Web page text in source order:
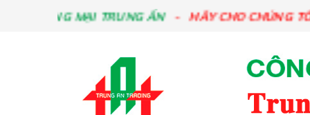
MẠI TRUNG ẤN HÃY CHO CHÚNG TÔI BIẾT